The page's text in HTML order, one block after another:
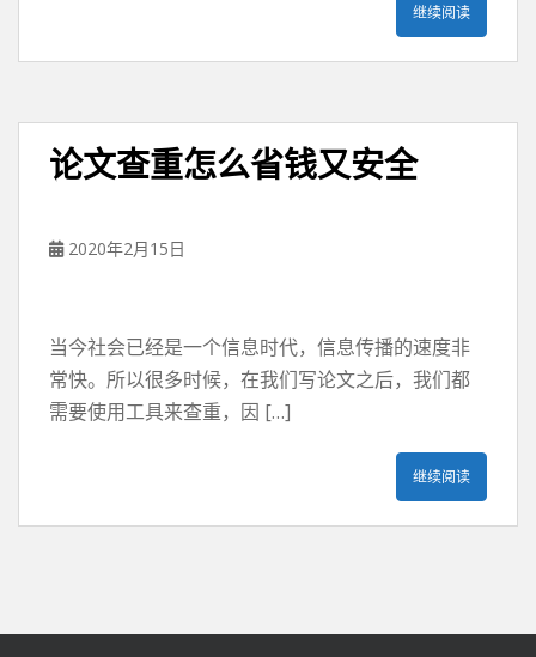
继续阅读
论文查重怎么省钱又安全
2020年2月15日
当今社会已经是一个信息时代，信息传播的速度非
常快。所以很多时候，在我们写论文之后，我们都
需要使用工具来查重，因 […]
继续阅读